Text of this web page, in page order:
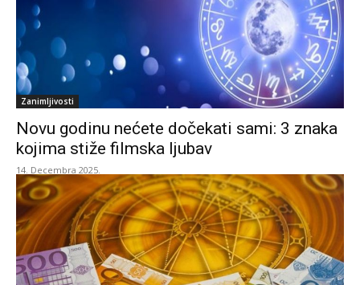
Zanimljivosti
Novu godinu nećete dočekati sami: 3 znaka
kojima stiže filmska ljubav
14. Decembra 2025.